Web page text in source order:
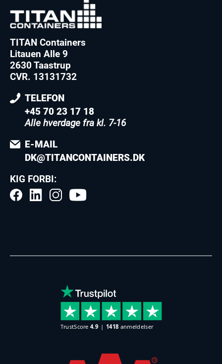
TITAN Containers
Litauen Alle 9
2630 Taastrup
CVR. 13131732
TELEFON
+45 70 23 17 18
Alle hverdage fra kl. 7-16
E-MAIL
DK@TITANCONTAINERS.DK
KIG FORBI: